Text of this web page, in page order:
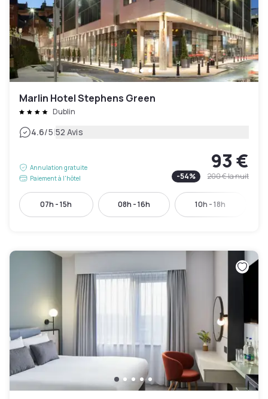
Marlin Hotel Stephens Green
Dublin
4.6/5|52 Avis
Annulation gratuite
Paiement à l'hôtel
93 €
-54% 200 €la nuit
07h - 15h 08h - 16h 10h - 18h